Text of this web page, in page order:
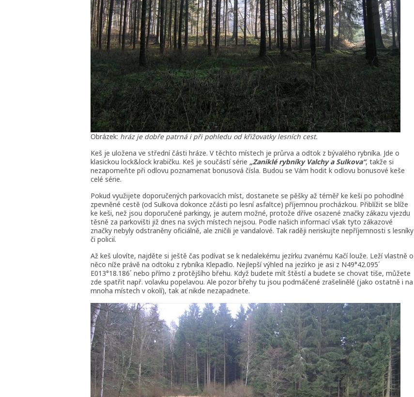
Obrázek: hráz je dobře patrná i při pohledu od křižovatky lesních cest.
Keš je uložena ve střední části hráze. V těchto místech je průrva a odtok z bývalého rybníka. Jde o
klasickou lock&lock krabičku. Keš je součástí série „Zaniklé rybníky Valchy a Sulkova“, takže si
nezapomeňte při odlovu poznamenat bonusová čísla. Budou se Vám hodit k odlovu bonusové keše
celé série.
Pokud využijete doporučených parkovacích míst, dostanete se pěšky až téměř ke keši po pohodlné
zpevněné cestě (od Sulkova dokonce zčásti po lesní asfaltce) příjemnou procházkou. Přiblížit se blíže
ke keši, než jsou doporučené parkingy, je autem možné, protože dříve osazené značky zákazu vjezdu
těsně za parkovišti již dnes na svých místech nejsou. Podle našich informací však tyto zákazové
značky nebyly odstraněny oficiálně, ale zničili je vandalové. Tak raději neriskujte nepříjemnosti s lesníky
či policií.
Až keš ulovíte, najděte si ještě čas podívat se k nedalekému jezírku zvanému Kačí louže. Leží vlastně o
něco níže právě na odtoku z rybníka Klepadlo. Nejlepší výhled na jezírko je asi z N49°42.095´
E013°18.186´ nebo přímo z protějšího břehu. Když budete mít štěstí a budete se chovat tiše, můžete
zde spatřit např. volavku popelavou. Ale pozor břehy tu jsou podmáčené zrašelinělé (jako ostatně i na
mnoha místech v okolí), tak ať nikde nezapadnete.